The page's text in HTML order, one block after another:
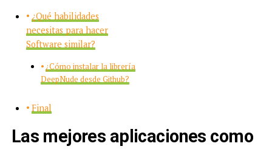
¿Qué habilidades
necesitas para hacer
Software similar?
¿Cómo instalar la librería
DeepNude desde Github?
Final
Las mejores aplicaciones como